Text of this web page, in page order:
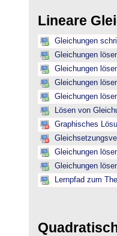
Lineare
Gleichungen
Gleichungen
Gleichungen
Gleichungen
Gleichungen
Lösen von
Graphisches
Gleichungen
Gleichungen
Lernpfad zum